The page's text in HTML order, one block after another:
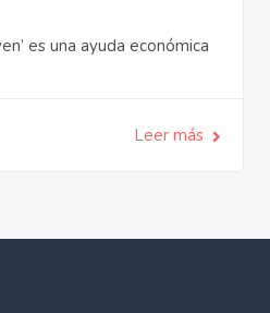
es una ayuda económica
Leer más